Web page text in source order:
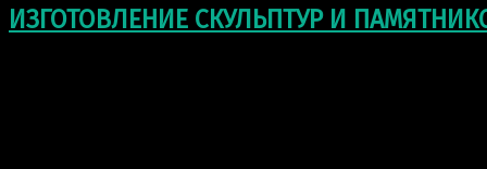
ИЗГОТОВЛЕНИЕ СКУЛЬПТУР И